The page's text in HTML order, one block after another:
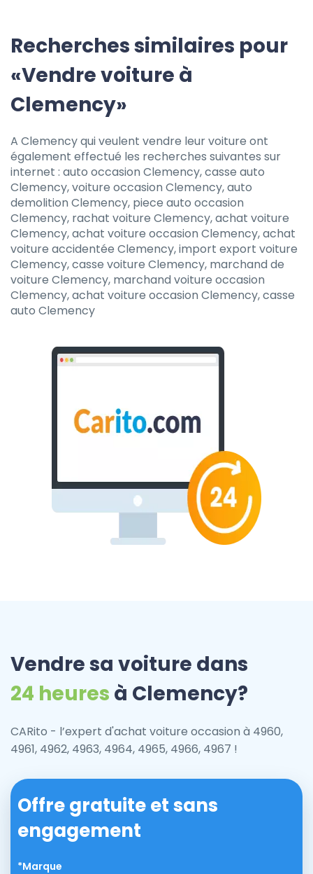
Recherches similaires pour
«Vendre voiture à
Clemency»
A Clemency qui veulent vendre leur voiture ont
également effectué les recherches suivantes sur
internet : auto occasion Clemency, casse auto
Clemency, voiture occasion Clemency, auto
demolition Clemency, piece auto occasion
Clemency, rachat voiture Clemency, achat voiture
Clemency, achat voiture occasion Clemency, achat
voiture accidentée Clemency, import export voiture
Clemency, casse voiture Clemency, marchand de
voiture Clemency, marchand voiture occasion
Clemency, achat voiture occasion Clemency, casse
auto Clemency
Vendre sa voiture dans
24 heures à Clemency?
CARito - l’expert d'achat voiture occasion à 4960,
4961, 4962, 4963, 4964, 4965, 4966, 4967 !
Offre gratuite et sans
engagement
*Marque